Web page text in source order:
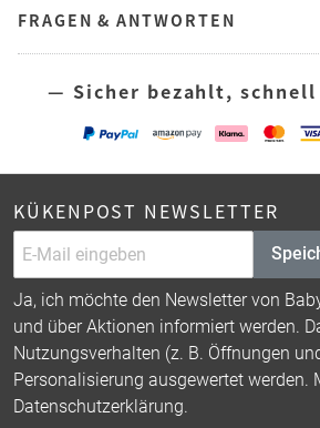
FRAGEN & ANTWORTEN
— Sicher bezahlt,
KÜKENPOST NEWSLETTER
Ja, ich möchte den Newsletter von
und über Aktionen informiert werden.
Nutzungsverhalten (z. B. Öffnungen
Personalisierung ausgewertet werden.
Datenschutzerklärung.